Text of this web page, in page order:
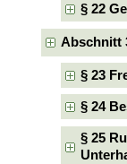
§ 22
Abschnitt
§ 23
§ 24
§ 25